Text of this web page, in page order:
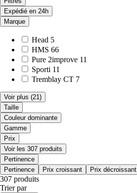
Expédié en 24h
Marque
Head 5
HMS 66
Pure 2improve 11
Sporti 11
Tremblay CT 7
Voir plus (21)
Taille
Couleur dominante
Gamme
Prix
Voir les 307 produits
Pertinence
Pertinence
Prix croissant Prix décroissant
307 produits
Trier par